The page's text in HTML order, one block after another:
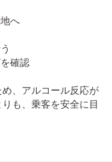
へ
確認
、アルコール反応が
も、乗客を安全に目